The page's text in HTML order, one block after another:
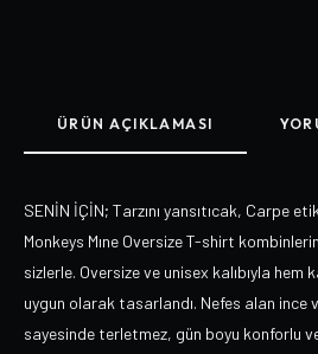
ÜRÜN AÇIKLAMASI
SENİN İÇİN; Tarzını yansıtıcak, Carpe
Monkeys Mıne Oversize T-shirt
sizlerle. Oversize ve unisex kalıbıyla hem
uygun olarak tasarlandı. Nefes alan ince
sayesinde terletmez, gün boyu konforlu